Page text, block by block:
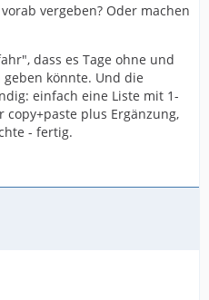
vergeben? Oder machen
dass es Tage ohne und
könnte. Und die
einfach eine Liste mit 1-
plus Ergänzung,
- fertig.